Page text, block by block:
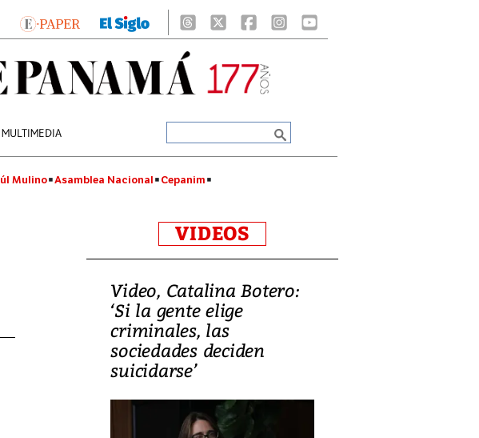
MULTIMEDIA
Mulino Asamblea Nacional Cepanim
VIDEOS
Video, Catalina Botero:
‘Si la gente elige
criminales, las
sociedades deciden
suicidarse’